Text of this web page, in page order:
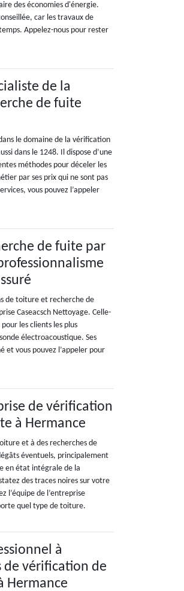
des économies d'énergie.
car les travaux de
Appelez-nous pour rester
de la
de fuite
le domaine de la vérification
dans le 1248. Il dispose d’une
méthodes pour déceler les
par ses prix qui ne sont pas
vous pouvez l’appeler
de fuite par
de toiture et recherche de
Caseacsch Nettoyage. Celle-
les clients les plus
électroacoustique. Ses
et vous pouvez l’appeler pour
de vérification
à Hermance
et à des recherches de
éventuels, principalement
en état intégrale de la
des traces noires sur votre
l’équipe de l’entreprise
quel type de toiture.
à
vérification de
Hermance